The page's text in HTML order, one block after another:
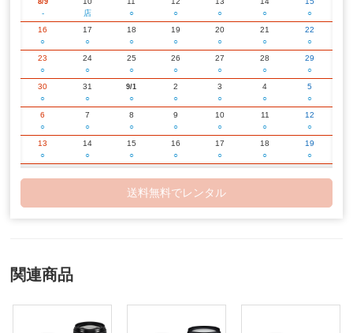
8/9
-
店
○
○
○
○
○
16
○
17
○
18
○
19
○
20
○
21
○
22
○
23
○
24
○
25
○
26
○
27
○
28
○
29
○
30
○
31
○
9/1
○
2
○
3
○
4
○
5
○
6
○
7
○
8
○
9
○
10
○
11
○
12
○
13
○
14
○
15
○
16
○
17
○
18
○
19
○
30
○
○
○
送料無料でレンタル
関連商品